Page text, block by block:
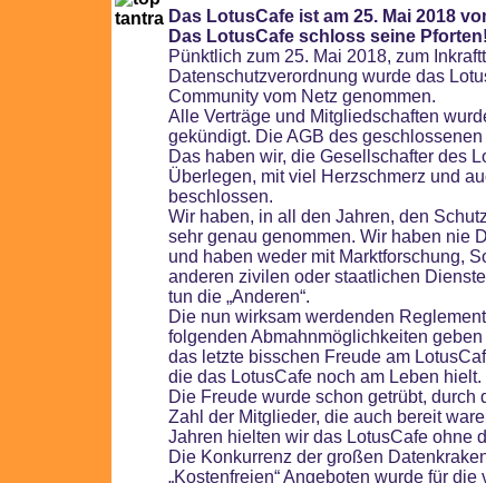
Das LotusCafe ist am 25. Mai 2018
Das LotusCafe schloss seine Pforten!
Pünktlich zum 25. Mai 2018, zum
Datenschutzverordnung wurde das
Community vom Netz genommen.
Alle Verträge und Mitgliedschaften
gekündigt. Die AGB des
Das haben wir, die Gesellschafter des
Überlegen, mit viel Herzschmerz und
beschlossen.
Wir haben, in all den Jahren, den
sehr genau genommen. Wir haben nie
und haben weder mit Marktforschung,
anderen zivilen oder staatlichen
tun die „Anderen“.
Die nun wirksam werdenden
folgenden Abmahnmöglichkeiten
das letzte bisschen Freude am
die das LotusCafe noch am Leben hielt.
Die Freude wurde schon getrübt,
Zahl der Mitglieder, die auch bereit
Jahren hielten wir das LotusCafe ohne
Die Konkurrenz der großen
„Kostenfreien“ Angeboten wurde für die